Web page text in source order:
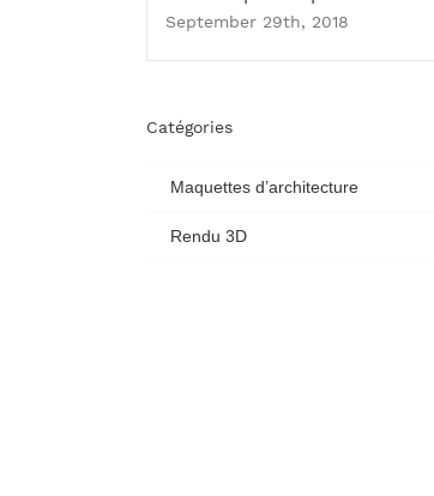
September 29th, 2018
Catégories
Maquettes d’architecture
Rendu 3D